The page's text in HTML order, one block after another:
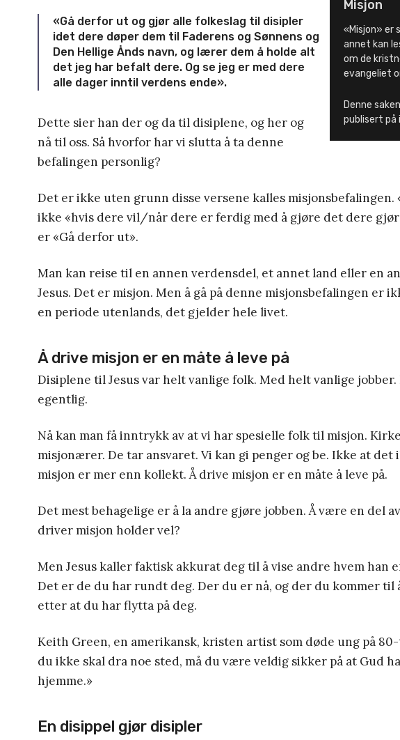
Misjon
«Misjon» er
annet kan
om de
evangeliet
Denne
publisert på
«Gå derfor ut og gjør alle folkeslag til disipler
idet dere døper dem til Faderens og Sønnens og
Den Hellige Ånds navn, og lærer dem å holde alt
det jeg har befalt dere. Og se jeg er med dere
alle dager inntil verdens ende».
Dette sier han der og da til disiplene, og her og
nå til oss. Så hvorfor har vi slutta å ta denne
befalingen personlig?
Det er ikke uten grunn disse versene kalles misjonsbefalingen.
ikke «hvis dere vil/når dere er ferdig med å gjøre det dere
er «Gå derfor ut».
Man kan reise til en annen verdensdel, et annet land eller en
Jesus. Det er misjon. Men å gå på denne misjonsbefalingen er
en periode utenlands, det gjelder hele livet.
Å drive misjon er en måte å leve på
Disiplene til Jesus var helt vanlige folk. Med helt vanlige jobber.
egentlig.
Nå kan man få inntrykk av at vi har spesielle folk til misjon.
misjonærer. De tar ansvaret. Vi kan gi penger og be. Ikke at det
misjon er mer enn kollekt. Å drive misjon er en måte å leve på.
Det mest behagelige er å la andre gjøre jobben. Å være en del
driver misjon holder vel?
Men Jesus kaller faktisk akkurat deg til å vise andre hvem han
Det er de du har rundt deg. Der du er nå, og der du kommer til
etter at du har flytta på deg.
Keith Green, en amerikansk, kristen artist som døde ung på
du ikke skal dra noe sted, må du være veldig sikker på at Gud
hjemme.»
En disippel gjør disipler